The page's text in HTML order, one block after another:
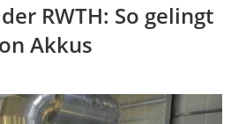
RWTH: So gelingt
Akkus